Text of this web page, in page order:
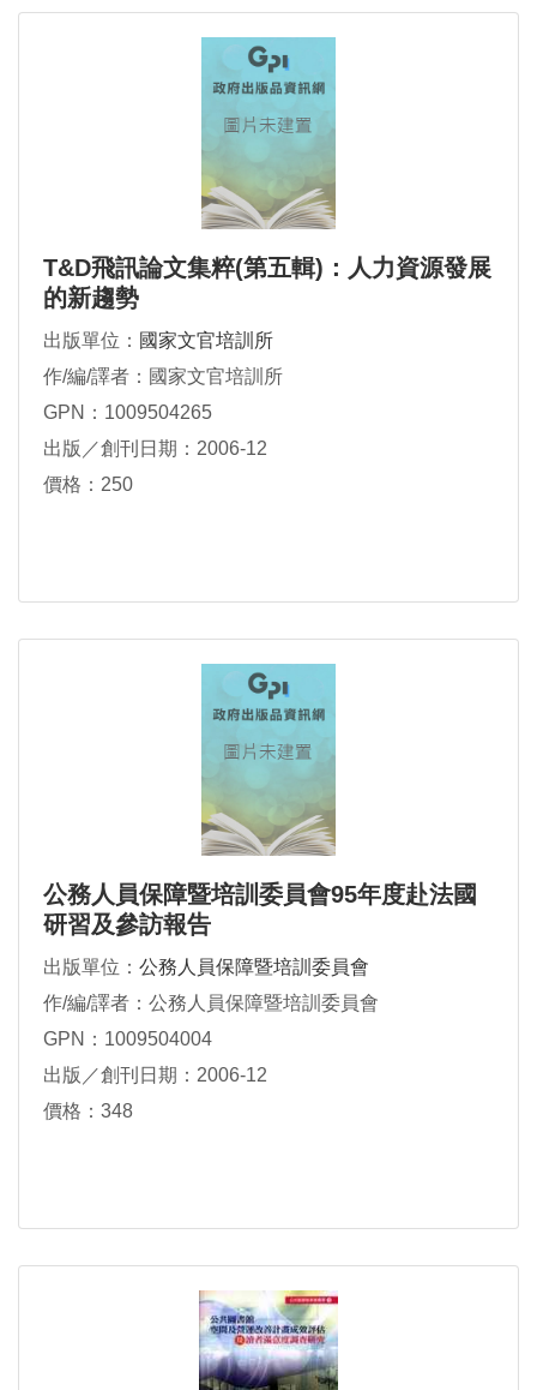
T&D飛訊論文集粹(第五輯)：人力資源發展
的新趨勢
出版單位： 國家文官培訓所
作/編/譯者：國家文官培訓所
GPN：1009504265
出版／創刊日期：2006-12
價格：250
公務人員保障暨培訓委員會95年度赴法國
研習及參訪報告
出版單位： 公務人員保障暨培訓委員會
作/編/譯者：公務人員保障暨培訓委員會
GPN：1009504004
出版／創刊日期：2006-12
價格：348